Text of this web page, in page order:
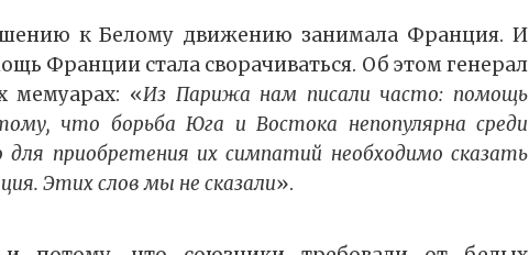
к Белому движению занимала Франция. И
Франции стала сворачиваться. Об этом генерал
мемуарах: «Из Парижа нам писали часто: помощь
что борьба Юга и Востока непопулярна среди
для приобретения их симпатий необходимо сказать
Этих слов мы не сказали».